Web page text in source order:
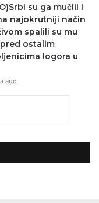
su ga mučili i
najokrutniji način
spalili su mu
ostalim
logora u
ago